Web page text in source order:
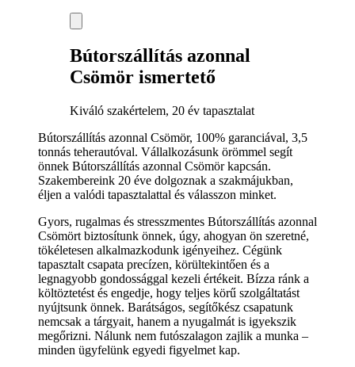
Bútorszállítás azonnal
Csömör ismertető
Kiváló szakértelem, 20 év tapasztalat
Bútorszállítás azonnal Csömör, 100% garanciával, 3,5
tonnás teherautóval. Vállalkozásunk örömmel segít
önnek Bútorszállítás azonnal Csömör kapcsán.
Szakembereink 20 éve dolgoznak a szakmájukban,
éljen a valódi tapasztalattal és válasszon minket.
Gyors, rugalmas és stresszmentes Bútorszállítás azonnal
Csömört biztosítunk önnek, úgy, ahogyan ön szeretné,
tökéletesen alkalmazkodunk igényeihez. Cégünk
tapasztalt csapata precízen, körültekintően és a
legnagyobb gondossággal kezeli értékeit. Bízza ránk a
költöztetést és engedje, hogy teljes körű szolgáltatást
nyújtsunk önnek. Barátságos, segítőkész csapatunk
nemcsak a tárgyait, hanem a nyugalmát is igyekszik
megőrizni. Nálunk nem futószalagon zajlik a munka –
minden ügyfelünk egyedi figyelmet kap.